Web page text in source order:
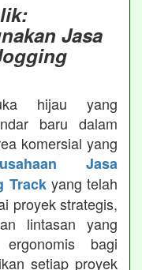
Jasa
hijau yang
baru dalam
komersial yang
Jasa
Trackyang telah
proyek strategis,
lintasan yang
ergonomis bagi
setiap proyek